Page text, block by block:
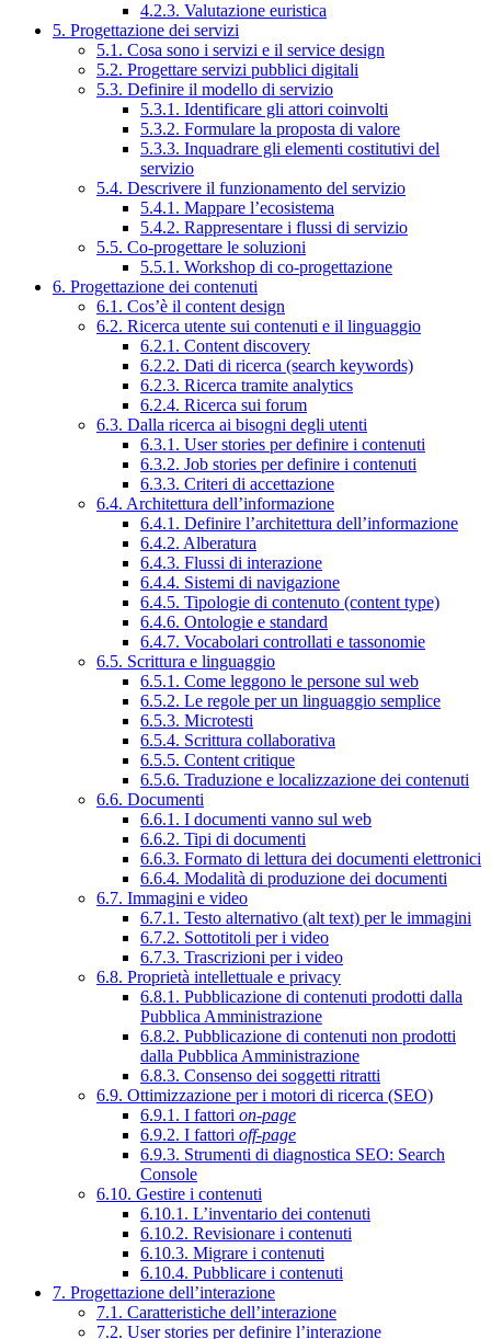
4.2.3. Valutazione euristica
5. Progettazione dei servizi
5.1. Cosa sono i servizi e il service design
5.2. Progettare servizi pubblici digitali
5.3. Definire il modello di servizio
5.3.1. Identificare gli attori coinvolti
5.3.2. Formulare la proposta di valore
5.3.3. Inquadrare gli elementi costitutivi del
servizio
5.4. Descrivere il funzionamento del servizio
5.4.1. Mappare l’ecosistema
5.4.2. Rappresentare i flussi di servizio
5.5. Co-progettare le soluzioni
5.5.1. Workshop di co-progettazione
6. Progettazione dei contenuti
6.1. Cos’è il content design
6.2. Ricerca utente sui contenuti e il linguaggio
6.2.1. Content discovery
6.2.2. Dati di ricerca (search keywords)
6.2.3. Ricerca tramite analytics
6.2.4. Ricerca sui forum
6.3. Dalla ricerca ai bisogni degli utenti
6.3.1. User stories per definire i contenuti
6.3.2. Job stories per definire i contenuti
6.3.3. Criteri di accettazione
6.4. Architettura dell’informazione
6.4.1. Definire l’architettura dell’informazione
6.4.2. Alberatura
6.4.3. Flussi di interazione
6.4.4. Sistemi di navigazione
6.4.5. Tipologie di contenuto (content type)
6.4.6. Ontologie e standard
6.4.7. Vocabolari controllati e tassonomie
6.5. Scrittura e linguaggio
6.5.1. Come leggono le persone sul web
6.5.2. Le regole per un linguaggio semplice
6.5.3. Microtesti
6.5.4. Scrittura collaborativa
6.5.5. Content critique
6.5.6. Traduzione e localizzazione dei contenuti
6.6. Documenti
6.6.1. I documenti vanno sul web
6.6.2. Tipi di documenti
6.6.3. Formato di lettura dei documenti elettronici
6.6.4. Modalità di produzione dei documenti
6.7. Immagini e video
6.7.1. Testo alternativo (alt text) per le immagini
6.7.2. Sottotitoli per i video
6.7.3. Trascrizioni per i video
6.8. Proprietà intellettuale e privacy
6.8.1. Pubblicazione di contenuti prodotti dalla
Pubblica Amministrazione
6.8.2. Pubblicazione di contenuti non prodotti
dalla Pubblica Amministrazione
6.8.3. Consenso dei soggetti ritratti
6.9. Ottimizzazione per i motori di ricerca (SEO)
6.9.1. I fattori on-page
6.9.2. I fattori off-page
6.9.3. Strumenti di diagnostica SEO: Search
Console
6.10. Gestire i contenuti
6.10.1. L’inventario dei contenuti
6.10.2. Revisionare i contenuti
6.10.3. Migrare i contenuti
6.10.4. Pubblicare i contenuti
7. Progettazione dell’interazione
7.1. Caratteristiche dell’interazione
7.2. User stories per definire l’interazione